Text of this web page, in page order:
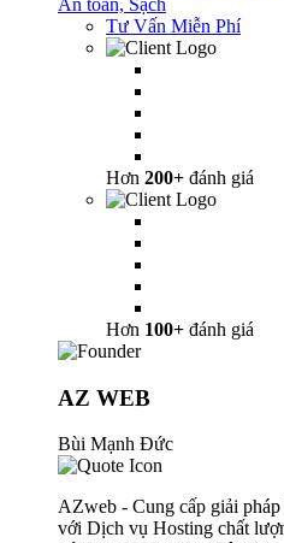
An toàn, Sạch
Tư Vấn Miễn Phí
Hơn 200+ đánh giá
Hơn 100+ đánh giá
AZ WEB
Bùi Mạnh Đức
AZweb - Cung cấp giải
với Dịch vụ Hosting chất